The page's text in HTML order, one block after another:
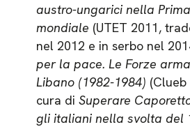
austro-ungarici nella
mondiale (UTET 2011,
nel 2012 e in serbo nel
per la pace. Le Forze
Libano (1982-1984) (Clueb
cura di Superare
gli italiani nella svolta del